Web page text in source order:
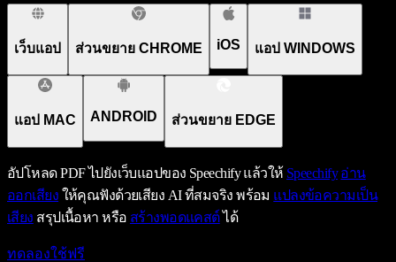
เว็บแอป ส่วนขยาย CHROME iOS แอป WINDOWS
แอป MAC ANDROID ส่วนขยาย EDGE
อัปโหลด PDF ไปยังเว็บแอปของ Speechify แล้วให้ Speechify อ่าน
ออกเสียง ให้คุณฟังด้วยเสียง AI ที่สมจริง พร้อม แปลงข้อความเป็น
เสียง สรุปเนื้อหา หรือ สร้างพอดแคสต์ได้
ทดลองใช้ฟรี